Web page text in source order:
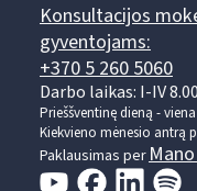
Konsultacijos
gyventojams:
+370 5 260 5060
Darbo laikas: I-IV
Prieššventinę dieną -
Kiekvieno mėnesio antrą
Paklausimas per